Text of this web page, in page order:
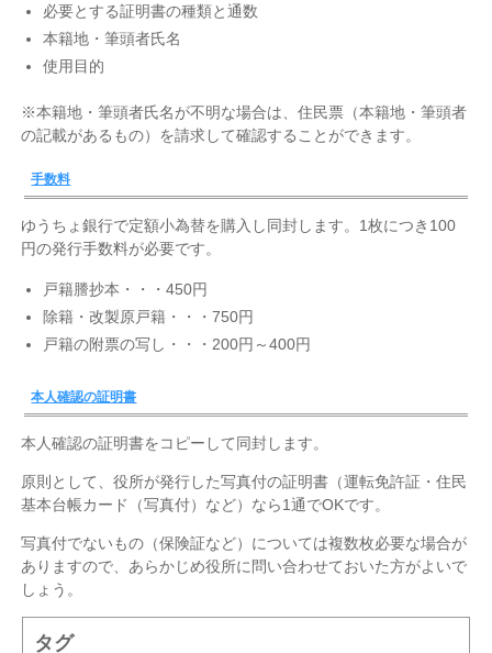
必要とする証明書の種類と通数
本籍地・筆頭者氏名
使用目的
※本籍地・筆頭者氏名が不明な場合は、住民票（本籍地・筆頭者
の記載があるもの）を請求して確認することができます。
手数料
ゆうちょ銀行で定額小為替を購入し同封します。1枚につき100
円の発行手数料が必要です。
戸籍謄抄本・・・450円
除籍・改製原戸籍・・・750円
戸籍の附票の写し・・・200円～400円
本人確認の証明書
本人確認の証明書をコピーして同封します。
原則として、役所が発行した写真付の証明書（運転免許証・住民
基本台帳カード（写真付）など）なら1通でOKです。
写真付でないもの（保険証など）については複数枚必要な場合が
ありますので、あらかじめ役所に問い合わせておいた方がよいで
しょう。
タグ